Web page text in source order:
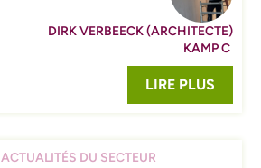
DIRK VERBEECK (ARCHITECTE)
KAMP C
LIRE PLUS
ACTUALITÉS DU SECTEUR